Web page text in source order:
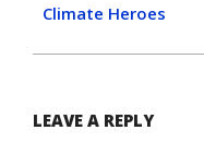
Climate Heroes
LEAVE A REPLY